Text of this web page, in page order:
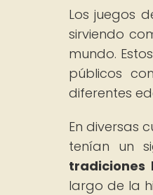
Los juegos
sirviendo
mundo.
públicos
diferentes
En diversas
tenían un
tradiciones
largo de la